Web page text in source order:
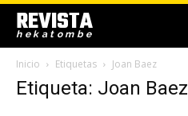
REVISTA
hekatombe
Inicio Etiquetas Joan Baez
Etiqueta: Joan Baez